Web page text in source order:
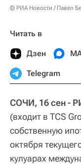
© РИА Новости / Павел
Читать в
Дзен
Telegram
СОЧИ, 16 сен -
(входит в TCS
собственную
октября
кулуарах